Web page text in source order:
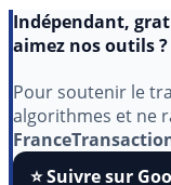
Indépendant,
Pour soutenir le
algorithmes et ne